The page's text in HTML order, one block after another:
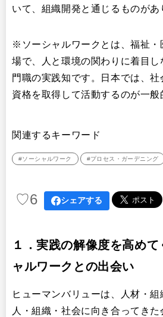
いて、組織開発と通じるものがあ
※ソーシャルワークとは、福祉・
場で、人と環境の関わりに着目
門職の実践知です。日本では、
資格を取得して活動するのが一般
関連するキーワード
#ソーシャルワーク #プロセス・ガーデニング
♡6 シェアする
１．実践の解像度を高め
ャルワークとの出会い
ヒューマンバリューは、人材・組
人・組織・社会に向き合ってき